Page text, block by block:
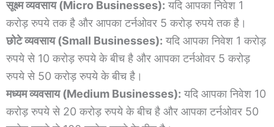
सूक्ष्म व्यवसाय (Micro Businesses): यदि आपका निवेश 1
करोड़ रुपये तक है और आपका टर्नओवर 5 करोड़ रुपये तक है।
छोटे व्यवसाय (Small Businesses): यदि आपका निवेश 1 करोड़
रुपये से 10 करोड़ रुपये के बीच है और आपका टर्नओवर 5 करोड़
रुपये से 50 करोड़ रुपये के बीच है।
मध्यम व्यवसाय (Medium Businesses): यदि आपका निवेश 10
करोड़ रुपये से 20 करोड़ रुपये के बीच है और आपका टर्नओवर 50